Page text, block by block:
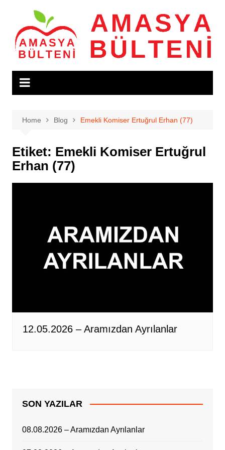
content
Home Blog Emekli Komiser Ertuğrul Erhan (77)
Etiket: Emekli Komiser Ertuğrul
Erhan (77)
12.05.2026 – Aramızdan Ayrılanlar
SON YAZILAR
08.08.2026 – Aramızdan Ayrılanlar